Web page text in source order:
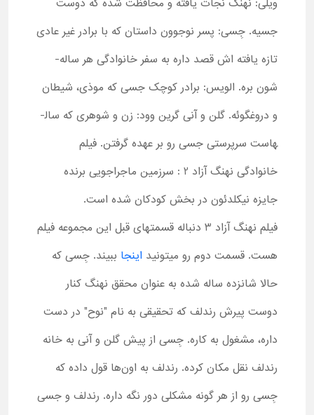
ویلی: نهنگ نجات یافته و محافظت شده که دوست
جسیه. جِسی: پسر نوجوون داستان که با برادر غیر عادی
تازه یافته ­اش قصد داره به سفر خانوادگی هر ساله­
شون بره. الویس: برادر کوچک جسی که موذی، شیطان
و دروغگوئه. گلن و آنی گرین وود: زن و شوهری که سال­
هاست سرپرستی جسی رو بر عهده گرفتن. فیلم
خانوادگی نهنگ آزاد 2 : سرزمین ماجراجویی برنده
جایزه نیکلدئون در بخش کودکان شده است.
فیلم نهنگ آزاد 3 دنباله قسمتهای قبل این مجموعه فیلم
هست. قسمت دوم رو میتونید اینجا ببیند. جِسی که
حالا شانزده ساله شده به عنوان محقق نهنگ کنار
دوست پیرش رندلف که تحقیقی به نام "نوح" در دست
داره، مشغول به کاره. جِسی از پیش گلن و آنی به خانه
رندلف نقل مکان کرده. رندلف به اون‌ها قول داده که
جِسی رو از هر گونه مشکلی دور نگه داره. رندلف و جسی